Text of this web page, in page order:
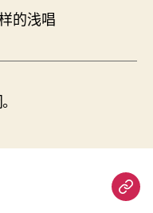
的浅唱
重